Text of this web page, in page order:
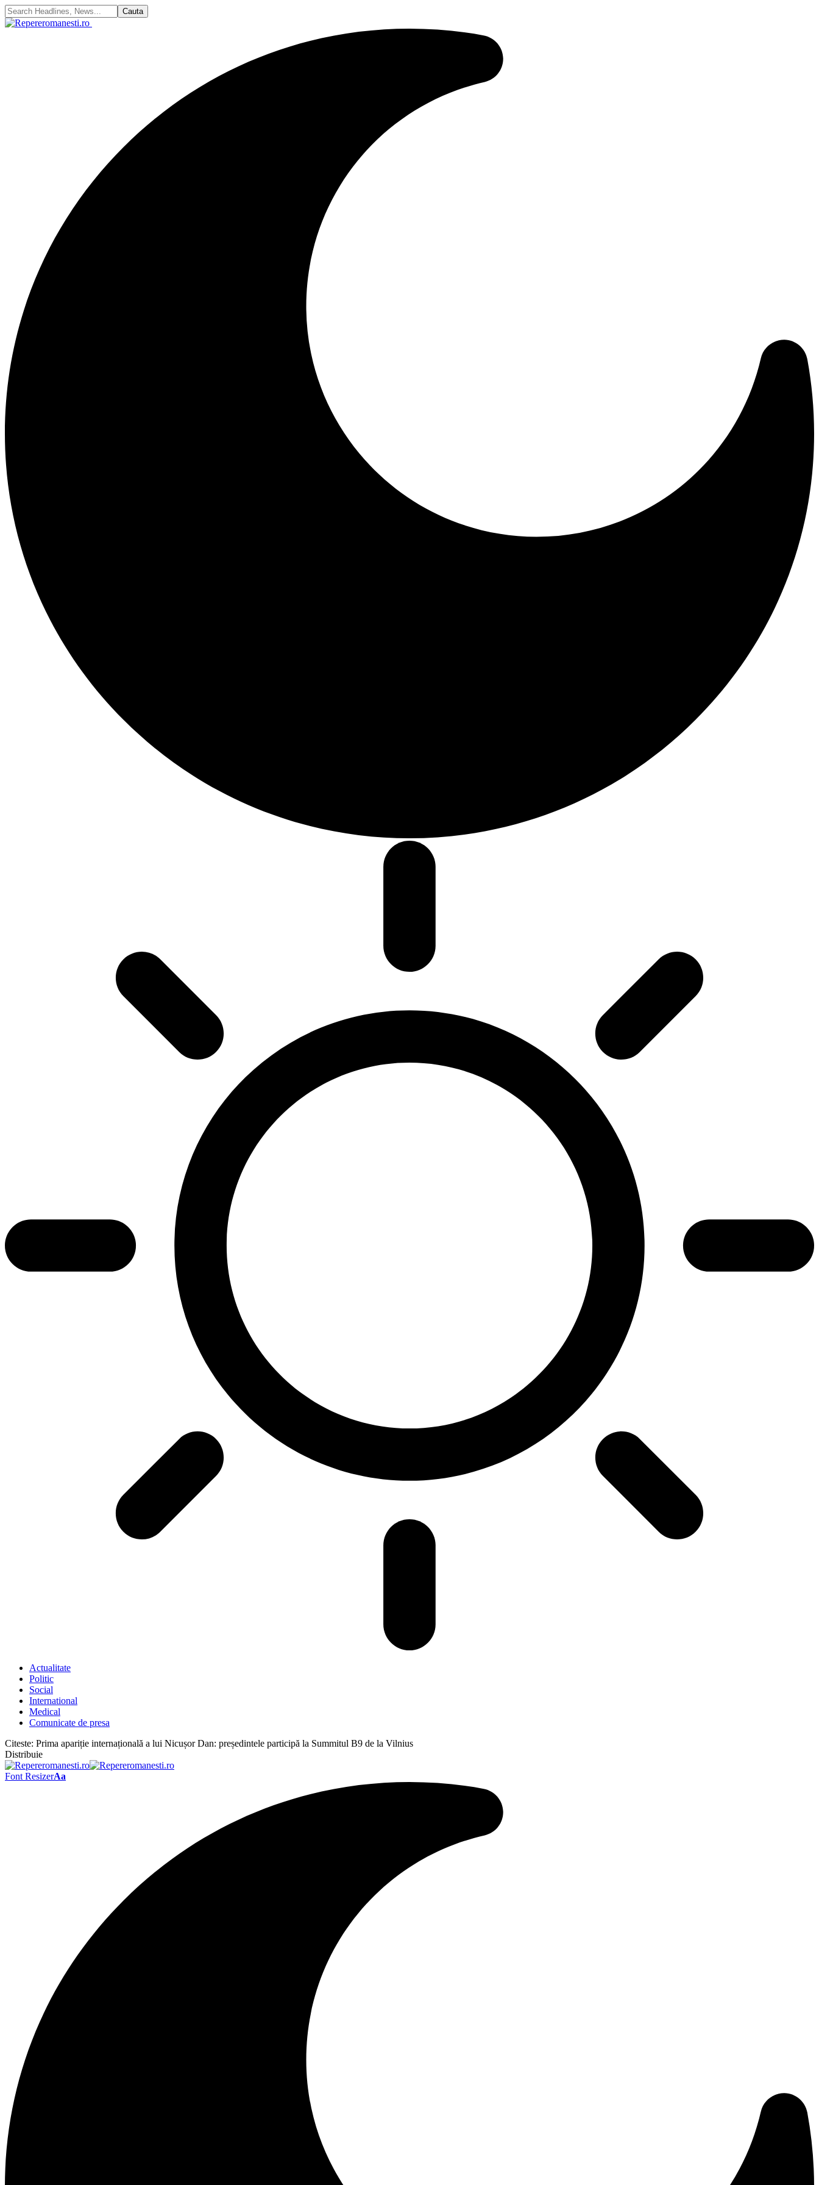
Actualitate
Politic
Social
International
Medical
Comunicate de presa
Citeste: Prima apariție internațională a lui Nicușor Dan: președintele participă la Summitul B9 de la Vilnius
Distribuie
Font ResizerAa